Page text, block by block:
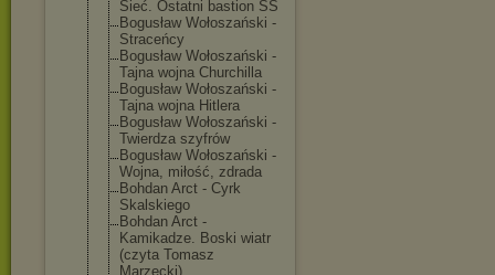
Sieć. Ostatni bastion SS
Bogusław Wołoszański -
Straceńcy
Bogusław Wołoszański -
Tajna wojna Churchilla
Bogusław Wołoszański -
Tajna wojna Hitlera
Bogusław Wołoszański -
Twierdza szyfrów
Bogusław Wołoszański -
Wojna, miłość, zdrada
Bohdan Arct - Cyrk
Skalskiego
Bohdan Arct -
Kamikadze. Boski wiatr
(czyta Tomasz
Marzecki)